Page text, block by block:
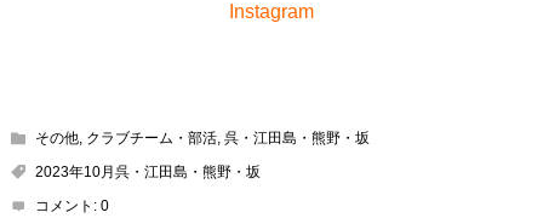
Instagram
その他 クラブチーム・部活 ,呉・江田島・熊野・坂
2023年10月呉・江田島・熊野・坂
コメント:0